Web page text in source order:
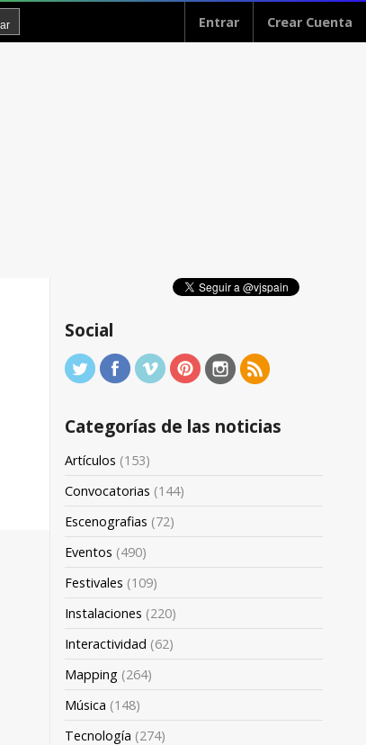
Entrar Crear Cuenta
Social
Categorías de las noticias
Artículos (153)
Convocatorias (144)
Escenografias (72)
Eventos (490)
Festivales (109)
Instalaciones (220)
Interactividad (62)
Mapping (264)
Música (148)
Tecnología (274)